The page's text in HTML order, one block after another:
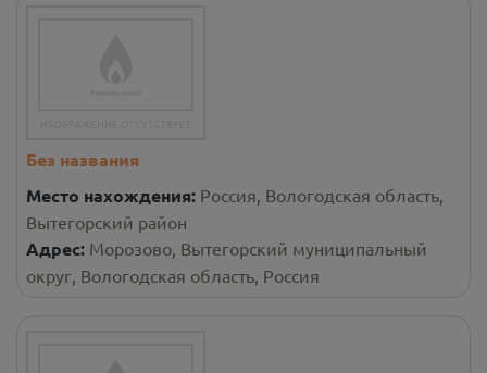
Без названия
Место нахождения: Россия, Вологодская область,
Вытегорский район
Адрес: Морозово, Вытегорский муниципальный
округ, Вологодская область, Россия